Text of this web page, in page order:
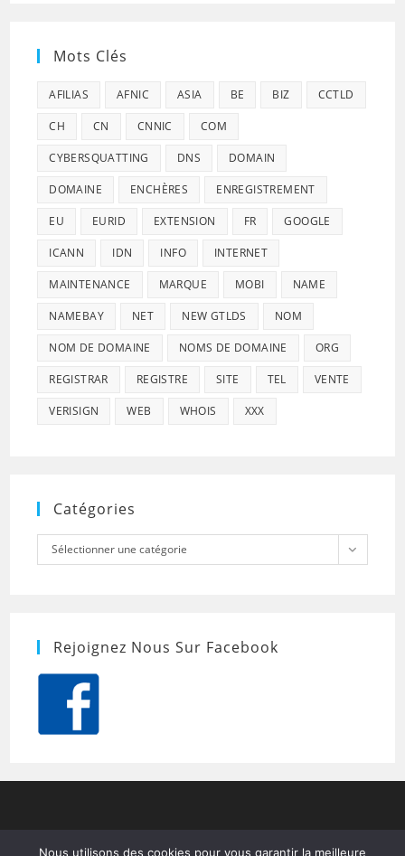
Mots Clés
AFILIAS AFNIC ASIA BE BIZ CCTLD
CH CN CNNIC COM
CYBERSQUATTING DNS DOMAIN
DOMAINE ENCHÈRES ENREGISTREMENT
EU EURID EXTENSION FR GOOGLE
ICANN IDN INFO INTERNET
MAINTENANCE MARQUE MOBI NAME
NAMEBAY NET NEW GTLDS NOM
NOM DE DOMAINE NOMS DE DOMAINE ORG
REGISTRAR REGISTRE SITE TEL VENTE
VERISIGN WEB WHOIS XXX
Catégories
Catégories
Sélectionner une catégorie
Rejoignez Nous Sur Facebook
Nous utilisons des cookies pour vous garantir la meilleure